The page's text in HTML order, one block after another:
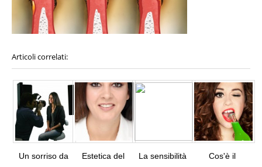
Articoli correlati:
Un sorriso da
Estetica del
La sensibilità
Cos'è il